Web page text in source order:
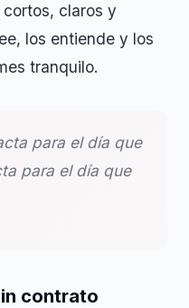
claros y
los entiende y los
tranquilo.
para el día que
para el día que
contrato